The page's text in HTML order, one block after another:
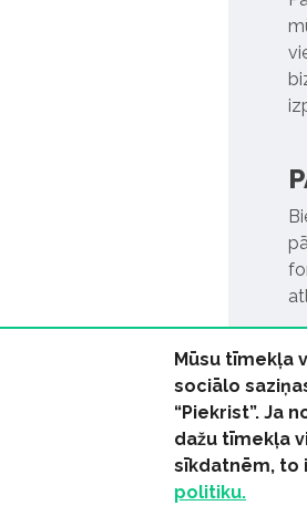
©
Mūsu tīmekļa
sociālo
“Piekrist”. Ja
dažu tīmekļa
sīkdatnēm, to
politiku.